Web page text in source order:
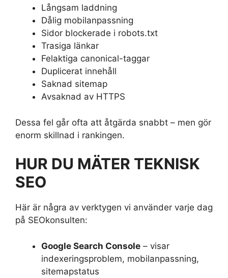
Långsam laddning
Dålig mobilanpassning
Sidor blockerade i robots.txt
Trasiga länkar
Felaktiga canonical-taggar
Duplicerat innehåll
Saknad sitemap
Avsaknad av HTTPS
Dessa fel går ofta att åtgärda snabbt – men gör
enorm skillnad i rankingen.
HUR DU MÄTER TEKNISK
SEO
Här är några av verktygen vi använder varje dag
på SEOkonsulten:
Google Search Console – visar
indexeringsproblem, mobilanpassning,
sitemapstatus